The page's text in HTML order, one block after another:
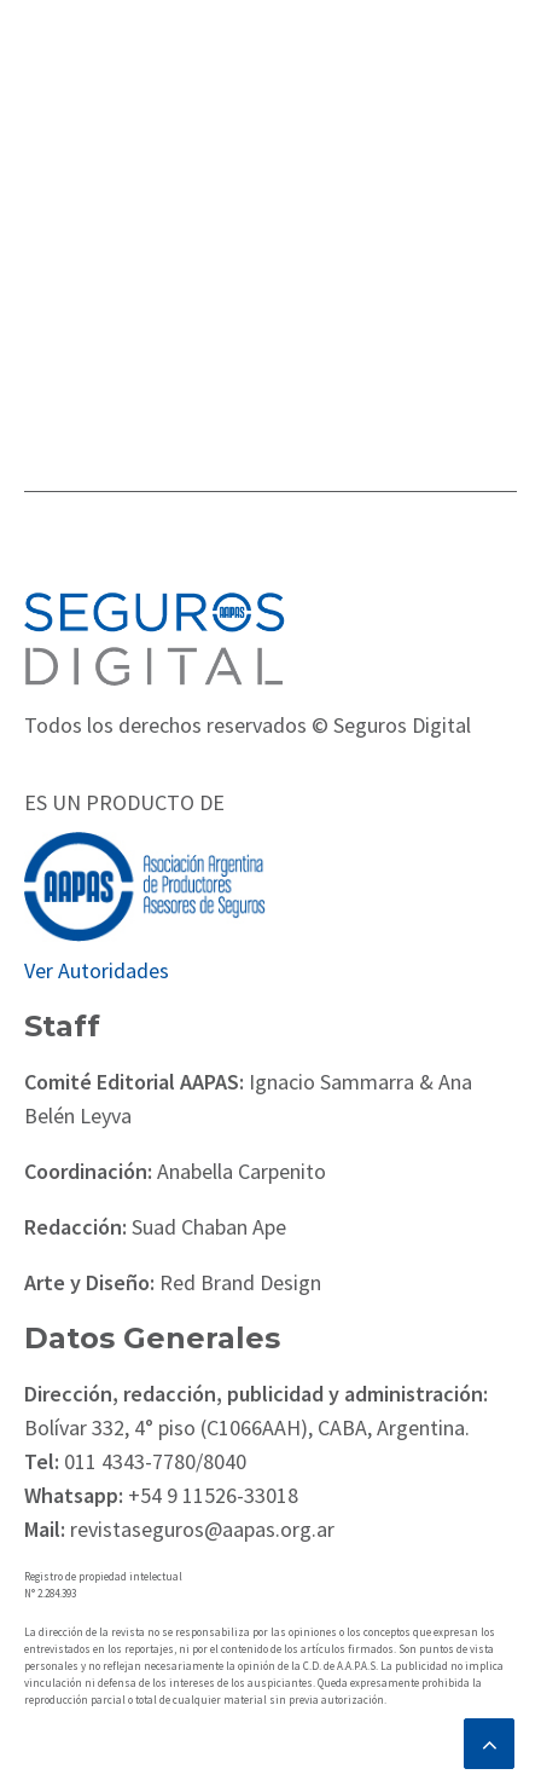
Todos los derechos reservados © Seguros Digital
ES UN PRODUCTO DE
Ver Autoridades
Staff
Comité Editorial AAPAS: Ignacio Sammarra & Ana
Belén Leyva
Coordinación: Anabella Carpenito
Redacción: Suad Chaban Ape
Arte y Diseño: Red Brand Design
Datos Generales
Dirección, redacción, publicidad y administración:
Bolívar 332, 4° piso (C1066AAH), CABA, Argentina.
Tel: 011 4343-7780/8040
Whatsapp: +54 9 11526-33018
Mail: revistaseguros@aapas.org.ar
Registro de propiedad intelectual
N° 2.284.393
La dirección de la revista no se responsabiliza por las opiniones o los conceptos que expresan los
entrevistados en los reportajes, ni por el contenido de los artículos firmados. Son puntos de vista
personales y no reflejan necesariamente la opinión de la C.D. de A.A.P.A.S. La publicidad no implica
vinculación ni defensa de los intereses de los auspiciantes. Queda expresamente prohibida la
reproducción parcial o total de cualquier material sin previa autorización.